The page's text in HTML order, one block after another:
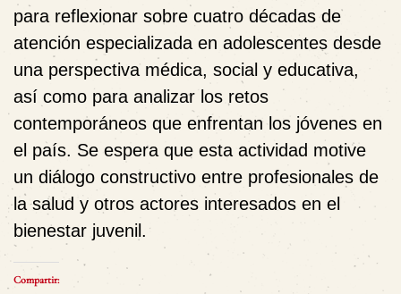
para reflexionar sobre cuatro décadas de
atención especializada en adolescentes desde
una perspectiva médica, social y educativa,
así como para analizar los retos
contemporáneos que enfrentan los jóvenes en
el país. Se espera que esta actividad motive
un diálogo constructivo entre profesionales de
la salud y otros actores interesados en el
bienestar juvenil.
Compartir: